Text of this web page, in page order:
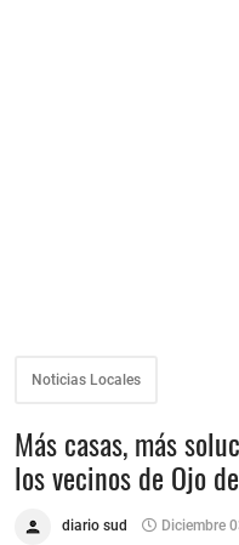
Noticias Locales
Más casas, más
los vecinos de Ojo
diario sud Diciembre